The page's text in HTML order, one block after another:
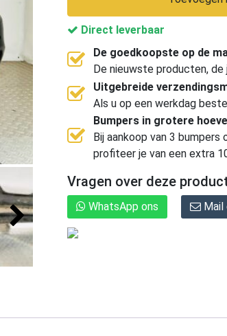
Direct leverbaar
De goedkoopste op de
De nieuwste producten, de
Uitgebreide
Als u op een werkdag
Bumpers in grotere
Bij aankoop van 3 bumpers
profiteer je van een extra
Vragen over deze
WhatsApp ons Mail